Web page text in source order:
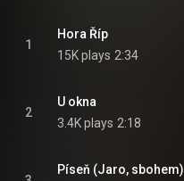
1
Hora Říp
15K plays 2:34
2
U okna
3.4K plays 2:18
Píseň (Jaro, sbohem)